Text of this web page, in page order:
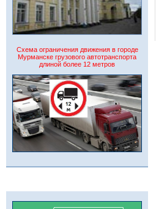
Схема ограничения движения в городе
Мурманске грузового автотранспорта
длиной более 12 метров